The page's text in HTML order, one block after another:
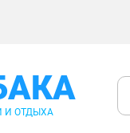
И ОТДЫХА